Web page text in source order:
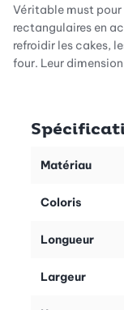
Véritable must
rectangulaires en
refroidir les cakes,
four. Leur
Empilables:
plus petit
permettent de
accueillir sans
Matériau
Coloris
Longueur
Largeur